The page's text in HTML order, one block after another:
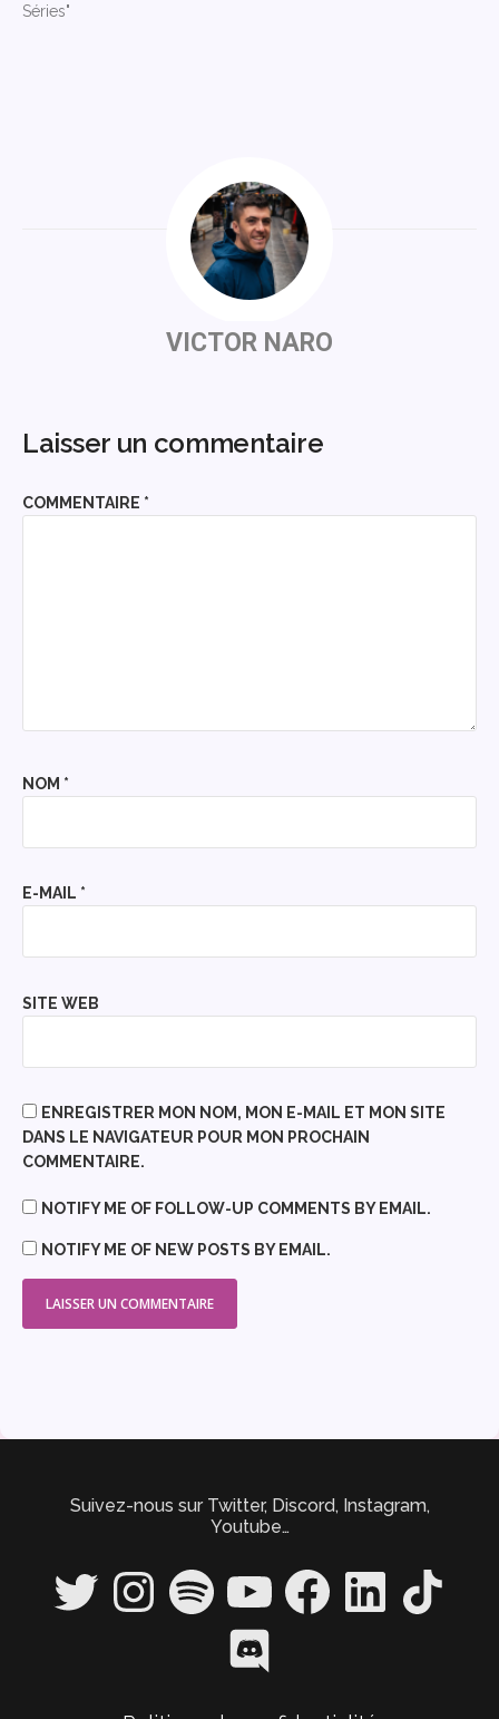
Séries"
VICTOR NARO
Laisser un commentaire
COMMENTAIRE *
NOM *
E-MAIL *
SITE WEB
ENREGISTRER MON NOM, MON E-MAIL ET MON SITE
DANS LE NAVIGATEUR POUR MON PROCHAIN
COMMENTAIRE.
NOTIFY ME OF FOLLOW-UP COMMENTS BY EMAIL.
NOTIFY ME OF NEW POSTS BY EMAIL.
Suivez-nous sur Twitter, Discord, Instagram,
Youtube…
Twitter InstagramSpotify YouTube FacebookLinkedIn TikTok
Discord